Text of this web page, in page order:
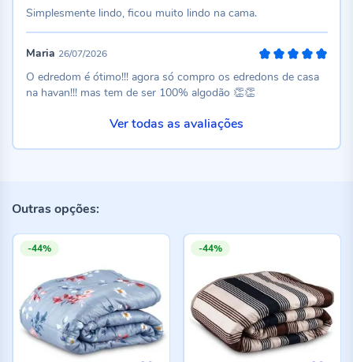
Simplesmente lindo, ficou muito lindo na cama.
Maria 26/07/2026
O edredom é ótimo!!! agora só compro os edredons de casa
na havan!!! mas tem de ser 100% algodão 👏👏
Ver todas as avaliações
Outras opções:
-44% -44%